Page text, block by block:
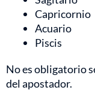
Capricornio
Acuario
Piscis
No es obligatorio
del apostador.